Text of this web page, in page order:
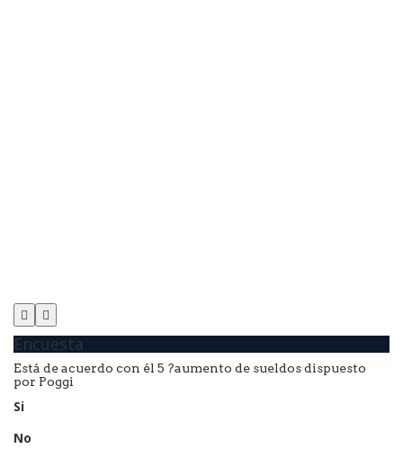
Encuesta
Está de acuerdo con él 5 ?aumento de sueldos dispuesto
por Poggi
Si
No